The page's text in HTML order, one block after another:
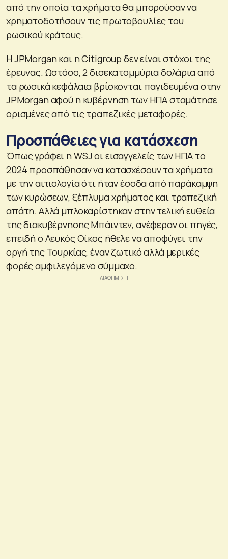
από την οποία τα χρήματα θα μπορούσαν να
χρηματοδοτήσουν τις πρωτοβουλίες του
ρωσικού κράτους.
Η JPMorgan και η Citigroup δεν είναι στόχοι της
έρευνας. Ωστόσο, 2 δισεκατομμύρια δολάρια από
τα ρωσικά κεφάλαια βρίσκονται παγιδευμένα στην
JPMorgan αφού η κυβέρνηση των ΗΠΑ σταμάτησε
ορισμένες από τις τραπεζικές μεταφορές.
Προσπάθειες για κατάσχεση
Όπως γράφει η WSJ οι εισαγγελείς των ΗΠΑ το
2024 προσπάθησαν να κατασχέσουν τα χρήματα
με την αιτιολογία ότι ήταν έσοδα από παράκαμψη
των κυρώσεων, ξέπλυμα χρήματος και τραπεζική
απάτη. Αλλά μπλοκαρίστηκαν στην τελική ευθεία
της διακυβέρνησης Μπάιντεν, ανέφεραν οι πηγές,
επειδή ο Λευκός Οίκος ήθελε να αποφύγει την
οργή της Τουρκίας, έναν ζωτικό αλλά μερικές
φορές αμφιλεγόμενο σύμμαχο.